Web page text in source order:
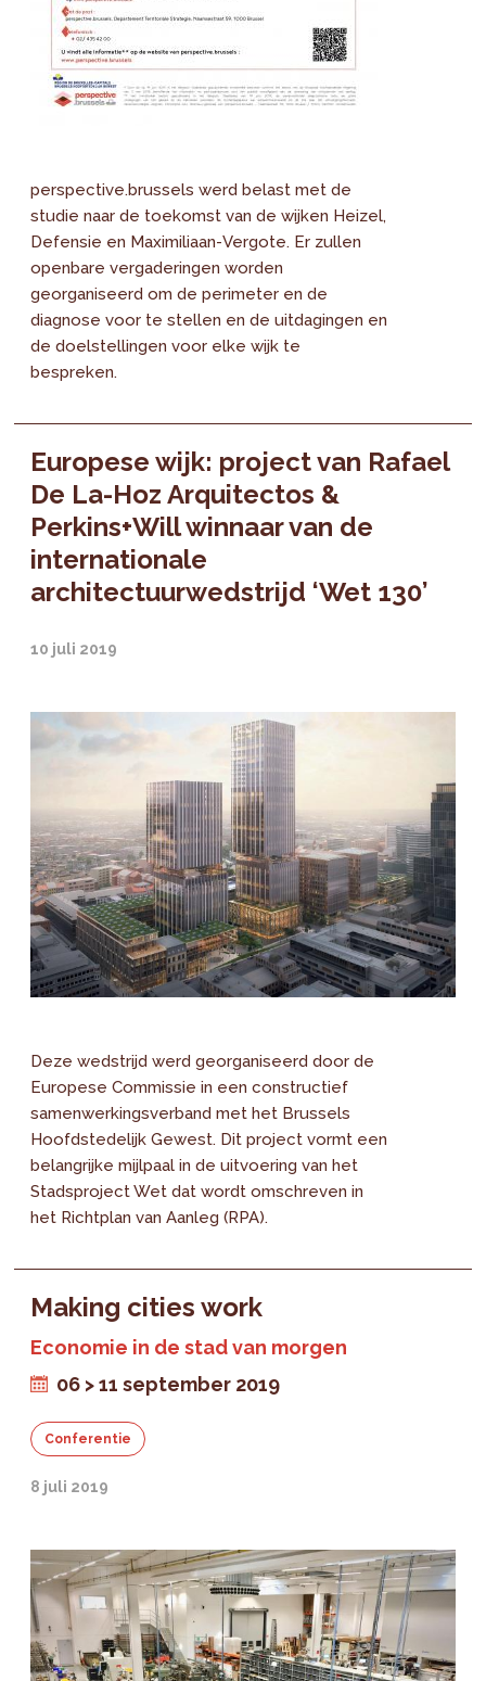
perspective.brussels werd belast met de
studie naar de toekomst van de wijken Heizel,
Defensie en Maximiliaan-Vergote. Er zullen
openbare vergaderingen worden
georganiseerd om de perimeter en de
diagnose voor te stellen en de uitdagingen en
de doelstellingen voor elke wijk te
bespreken.
Europese wijk: project van Rafael
De La-Hoz Arquitectos &
Perkins+Will winnaar van de
internationale
architectuurwedstrijd ‘Wet 130’
10 juli 2019
Deze wedstrijd werd georganiseerd door de
Europese Commissie in een constructief
samenwerkingsverband met het Brussels
Hoofdstedelijk Gewest. Dit project vormt een
belangrijke mijlpaal in de uitvoering van het
Stadsproject Wet dat wordt omschreven in
het Richtplan van Aanleg (RPA).
Making cities work
Economie in de stad van morgen
06 > 11 september 2019
Conferentie
8 juli 2019